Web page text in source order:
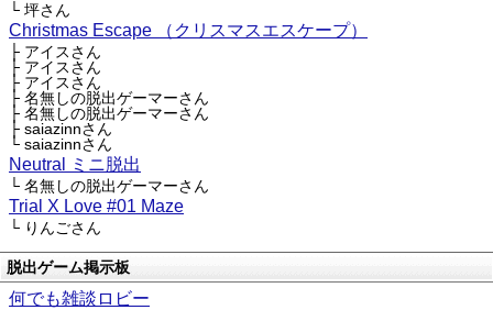
└ 坪さん
Christmas Escape （クリスマスエスケープ）
├ アイスさん
├ アイスさん
├ アイスさん
├ 名無しの脱出ゲーマーさん
├ 名無しの脱出ゲーマーさん
├ saiazinnさん
└ saiazinnさん
Neutral ミニ脱出
└ 名無しの脱出ゲーマーさん
Trial X Love #01 Maze
└ りんごさん
脱出ゲーム掲示板
何でも雑談ロビー